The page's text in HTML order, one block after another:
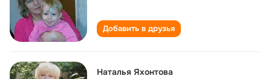
Добавить в друзья
Наталья Яхонтова